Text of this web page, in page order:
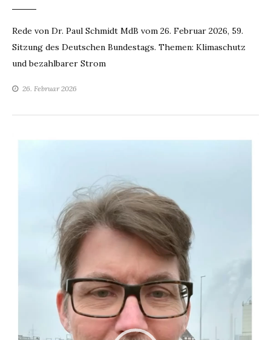
Rede von Dr. Paul Schmidt MdB vom 26. Februar 2026, 59.
Sitzung des Deutschen Bundestags. Themen: Klimaschutz
und bezahlbarer Strom
26. Februar 2026
Video-